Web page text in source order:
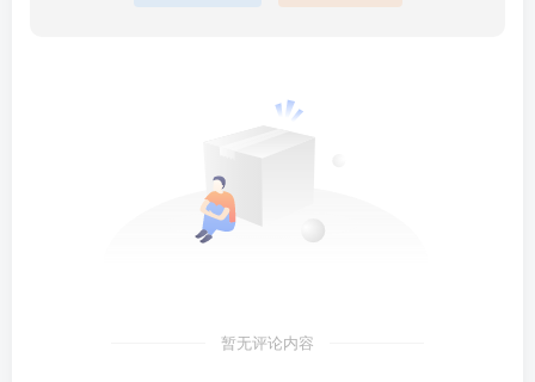
│ ├── IMG_20260115_140033.jpg
│ ├── IMG_20260115_140455.jpg
│ ├── IMG_20260115_141322.jpg
│ ├── IMG_20260115_142638.jpg
暂无评论内容